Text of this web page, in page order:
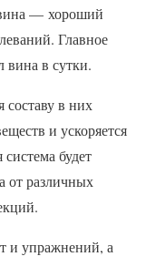
— хороший
Главное
вина в сутки.
в них
и ускоряется
будет
от различных
и упражнений, а